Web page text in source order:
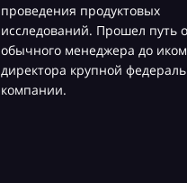
проведения продуктовых
исследований. Прошел путь
обычного менеджера до
директора крупной
компании.